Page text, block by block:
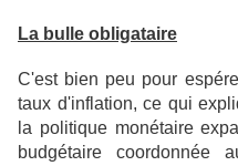
La bulle obligataire
C'est bien peu pour
taux d'inflation, ce qui
la politique monétaire
budgétaire coordonnée